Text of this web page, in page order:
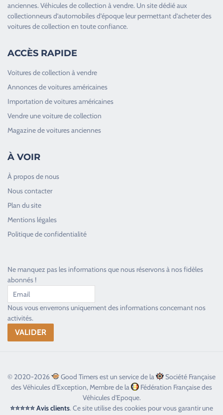
anciennes.Véhicules de collection à vendre. Un site dédié aux
collectionneurs d’automobiles d’époque leur permettant d’acheter des
voitures de collection en toute confiance.
ACCÈS RAPIDE
Voitures de collection à vendre
Annonces de voitures américaines
Importation de voitures américaines
Vendre une voiture de collection
Magazine de voitures anciennes
À VOIR
À propos de nous
Nous contacter
Plan du site
Mentions légales
Politique de confidentialité
Ne manquez pas les informations que nous réservons à nos fidèles
abonnés !
Nous vous enverrons uniquement des informations concernant nos
activités.
© 2020-2026 Good Timers est un service de la
Société Française
des Véhicules d'Exception, Membre de la
Fédération Française des
Véhicules d'Epoque.
⭐⭐⭐⭐⭐ Avis clients. Ce site utilise des cookies pour vous garantir une
Toujours heureux d'aider les passionnés